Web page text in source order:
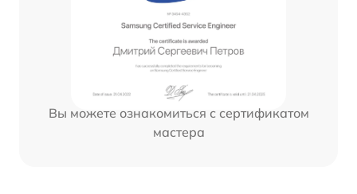
Вы можете ознакомиться с сертификатом
мастера